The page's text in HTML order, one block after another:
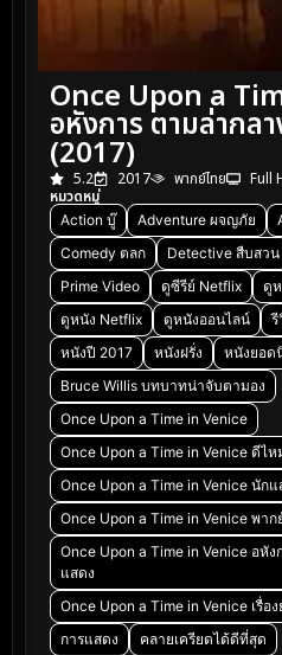
Once Upon a
อหังการ ตามล่ากล
(2017)
5.2 2017 พากย์ไทย
Full
หมวดหมู่
Action บู๊ Adventure ผจญภัย
Comedy ตลก
Detective สืบสวน
Prime Video
ดูซีรีย์ Netflix
ดู
ดูหนัง Netflix
ดูหนังออนไลน์
หนังปี 2017
หนังฝรั่ง
หนังยอด
Bruce Willis บทบาทน่าจับตามอง
Once Upon a Time in Venice
Once Upon a Time in Venice ดีไห
Once Upon a Time in Venice นักแ
Once Upon a Time in Venice พาก
Once Upon a Time in Venice อหั
แสดง
Once Upon a Time in Venice เรื่อง
การแสดง
คลายเครียดได้ดีที่สุด